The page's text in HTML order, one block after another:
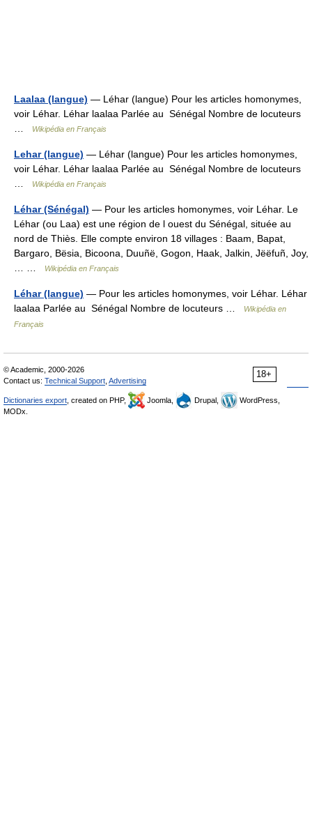
Laalaa (langue) — Léhar (langue) Pour les articles homonymes,
voir Léhar. Léhar laalaa Parlée au Sénégal Nombre de locuteurs
Wikipédia en Français
Lehar (langue) — Léhar (langue) Pour les articles homonymes,
voir Léhar. Léhar laalaa Parlée au Sénégal Nombre de locuteurs
Wikipédia en Français
Léhar (Sénégal) — Pour les articles homonymes, voir Léhar. Le
Léhar (ou Laa) est une région de l ouest du Sénégal, située au
nord de Thiès. Elle compte environ 18 villages : Baam, Bapat,
Bargaro, Bësia, Bicoona, Duuñë, Gogon, Haak, Jalkin, Jëëfuñ, Joy,
Wikipédia en Français
Léhar (langue) — Pour les articles homonymes, voir Léhar. Léhar
laalaa Parlée au Sénégal Nombre de locuteurs …
Wikipédia en
Français
18+
© Academic, 2000-2026
Contact us: Technical Support Advertising
Dictionaries export , created on PHP, Joomla, Drupal,
WordPress,
MODx.